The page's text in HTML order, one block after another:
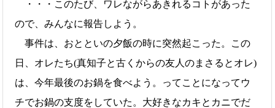
・・・このたび、ワレながらあきれるコトがあった
ので、みんなに報告しよう。
事件は、おとといの夕飯の時に突然起こった。この
日、オレたち(真知子と古くからの友人のまさるとオレ)
は、今年最後のお鍋を食べよう。ってことになってウ
チでお鍋の支度をしていた。大好きなカキとカニでだ